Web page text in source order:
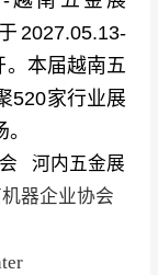
2027.05.13-
。本届越南五
520家行业展
河内五金展
器企业协会